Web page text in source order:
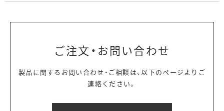
ご注文・お問い合わせ
製品に関するお問い合わせ・ご相談は、以下のページよりご
連絡ください。